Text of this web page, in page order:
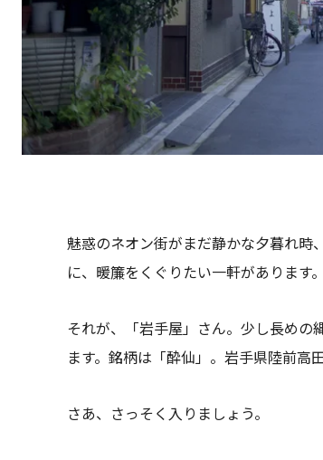
魅惑のネオン街がまだ静かな夕暮れ時
に、暖簾をくぐりたい一軒があります。
それが、「岩手屋」さん。少し長めの
ます。銘柄は「酔仙」。岩手県陸前高
さあ、さっそく入りましょう。